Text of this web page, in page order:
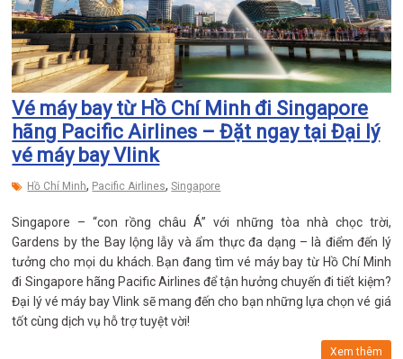
Vé máy bay từ Hồ Chí Minh đi Singapore
hãng Pacific Airlines – Đặt ngay tại Đại lý
vé máy bay Vlink
Hồ Chí Minh, Pacific Airlines,Singapore
Singapore – “con rồng châu Á” với những tòa nhà chọc trời,
Gardens by the Bay lộng lẫy và ẩm thực đa dạng – là điểm đến lý
tưởng cho mọi du khách. Bạn đang tìm vé máy bay từ Hồ Chí Minh
đi Singapore hãng Pacific Airlines để tận hưởng chuyến đi tiết kiệm?
Đại lý vé máy bay Vlink sẽ mang đến cho bạn những lựa chọn vé giá
tốt cùng dịch vụ hỗ trợ tuyệt vời!
Xem thêm